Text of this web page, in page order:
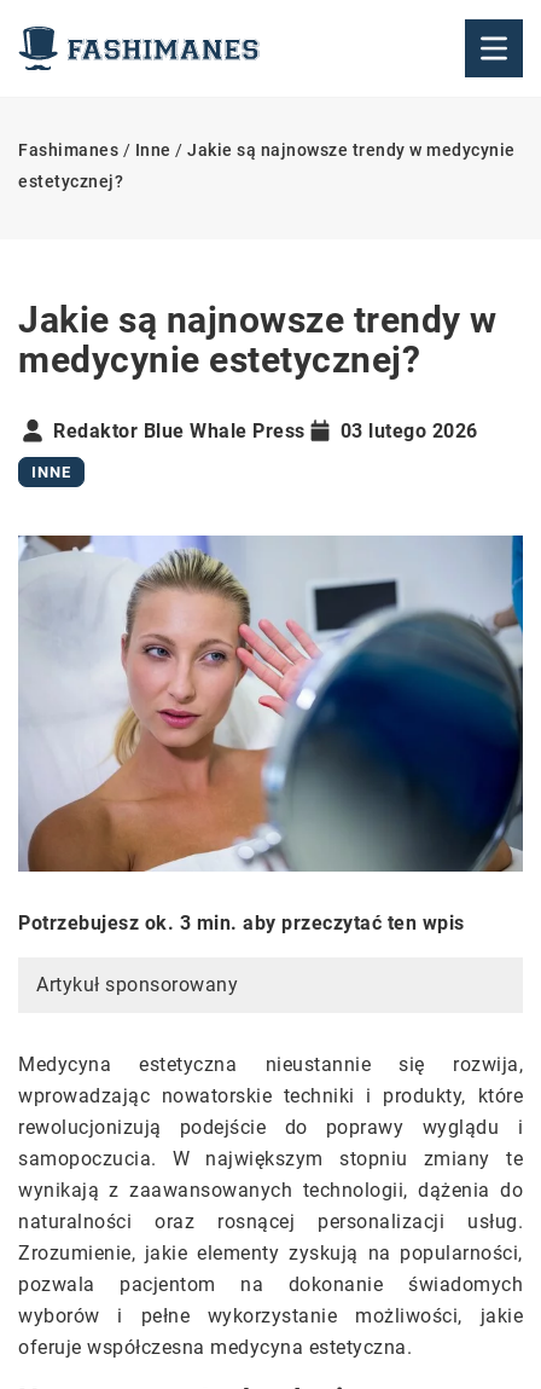
Fashimanes / Inne / Jakie są najnowsze trendy w medycynie
estetycznej?
Jakie są najnowsze trendy w
medycynie estetycznej?
Redaktor Blue Whale Press 03 lutego 2026
INNE
Potrzebujesz ok. 3 min. aby przeczytać ten wpis
Artykuł sponsorowany
Medycyna estetyczna nieustannie się rozwija,
wprowadzając nowatorskie techniki i produkty, które
rewolucjonizują podejście do poprawy wyglądu i
samopoczucia. W największym stopniu zmiany te
wynikają z zaawansowanych technologii, dążenia do
naturalności oraz rosnącej personalizacji usług.
Zrozumienie, jakie elementy zyskują na popularności,
pozwala pacjentom na dokonanie świadomych
wyborów i pełne wykorzystanie możliwości, jakie
oferuje współczesna medycyna estetyczna.